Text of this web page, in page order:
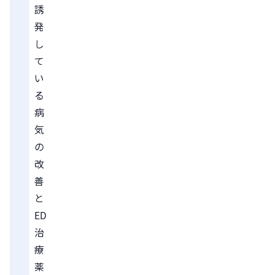
誘
発
し
て
い
る
病
気
の
改
善
と
ED
治
療
薬